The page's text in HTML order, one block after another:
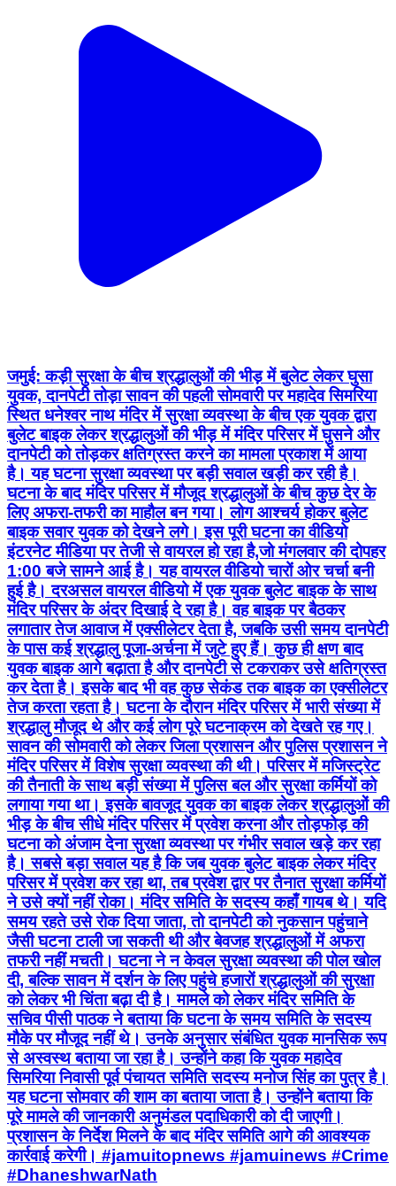
जमुई: कड़ी सुरक्षा के बीच श्रद्धालुओं की भीड़ में बुलेट लेकर घुसा
युवक, दानपेटी तोड़ा सावन की पहली सोमवारी पर महादेव सिमरिया
स्थित धनेश्वर नाथ मंदिर में सुरक्षा व्यवस्था के बीच एक युवक द्वारा
बुलेट बाइक लेकर श्रद्धालुओं की भीड़ में मंदिर परिसर में घुसने और
दानपेटी को तोड़कर क्षतिग्रस्त करने का मामला प्रकाश में आया
है। यह घटना सुरक्षा व्यवस्था पर बड़ी सवाल खड़ी कर रही है।
घटना के बाद मंदिर परिसर में मौजूद श्रद्धालुओं के बीच कुछ देर के
लिए अफरा-तफरी का माहौल बन गया। लोग आश्चर्य होकर बुलेट
बाइक सवार युवक को देखने लगे। इस पूरी घटना का वीडियो
इंटरनेट मीडिया पर तेजी से वायरल हो रहा है,जो मंगलवार की दोपहर
1:00 बजे सामने आई है। यह वायरल वीडियो चारों ओर चर्चा बनी
हुई है। दरअसल वायरल वीडियो में एक युवक बुलेट बाइक के साथ
मंदिर परिसर के अंदर दिखाई दे रहा है। वह बाइक पर बैठकर
लगातार तेज आवाज में एक्सीलेटर देता है, जबकि उसी समय दानपेटी
के पास कई श्रद्धालु पूजा-अर्चना में जुटे हुए हैं। कुछ ही क्षण बाद
युवक बाइक आगे बढ़ाता है और दानपेटी से टकराकर उसे क्षतिग्रस्त
कर देता है। इसके बाद भी वह कुछ सेकंड तक बाइक का एक्सीलेटर
तेज करता रहता है। घटना के दौरान मंदिर परिसर में भारी संख्या में
श्रद्धालु मौजूद थे और कई लोग पूरे घटनाक्रम को देखते रह गए।
सावन की सोमवारी को लेकर जिला प्रशासन और पुलिस प्रशासन ने
मंदिर परिसर में विशेष सुरक्षा व्यवस्था की थी। परिसर में मजिस्ट्रेट
की तैनाती के साथ बड़ी संख्या में पुलिस बल और सुरक्षा कर्मियों को
लगाया गया था। इसके बावजूद युवक का बाइक लेकर श्रद्धालुओं की
भीड़ के बीच सीधे मंदिर परिसर में प्रवेश करना और तोड़फोड़ की
घटना को अंजाम देना सुरक्षा व्यवस्था पर गंभीर सवाल खड़े कर रहा
है। सबसे बड़ा सवाल यह है कि जब युवक बुलेट बाइक लेकर मंदिर
परिसर में प्रवेश कर रहा था, तब प्रवेश द्वार पर तैनात सुरक्षा कर्मियों
ने उसे क्यों नहीं रोका। मंदिर समिति के सदस्य कहाँ गायब थे। यदि
समय रहते उसे रोक दिया जाता, तो दानपेटी को नुकसान पहुंचाने
जैसी घटना टाली जा सकती थी और बेवजह श्रद्धालुओं में अफरा
तफरी नहीं मचती। घटना ने न केवल सुरक्षा व्यवस्था की पोल खोल
दी, बल्कि सावन में दर्शन के लिए पहुंचे हजारों श्रद्धालुओं की सुरक्षा
को लेकर भी चिंता बढ़ा दी है। मामले को लेकर मंदिर समिति के
सचिव पीसी पाठक ने बताया कि घटना के समय समिति के सदस्य
मौके पर मौजूद नहीं थे। उनके अनुसार संबंधित युवक मानसिक रूप
से अस्वस्थ बताया जा रहा है। उन्होंने कहा कि युवक महादेव
सिमरिया निवासी पूर्व पंचायत समिति सदस्य मनोज सिंह का पुत्र है।
यह घटना सोमवार की शाम का बताया जाता है। उन्होंने बताया कि
पूरे मामले की जानकारी अनुमंडल पदाधिकारी को दी जाएगी।
प्रशासन के निर्देश मिलने के बाद मंदिर समिति आगे की आवश्यक
कार्रवाई करेगी। #jamuitopnews #jamuinews #Crime
#DhaneshwarNath